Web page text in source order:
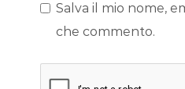
Salva il mio nome,
che commento.